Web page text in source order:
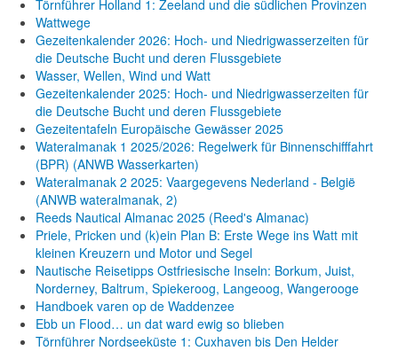
Törnführer Holland 1: Zeeland und die südlichen Provinzen
Wattwege
Gezeitenkalender 2026: Hoch- und Niedrigwasserzeiten für
die Deutsche Bucht und deren Flussgebiete
Wasser, Wellen, Wind und Watt
Gezeitenkalender 2025: Hoch- und Niedrigwasserzeiten für
die Deutsche Bucht und deren Flussgebiete
Gezeitentafeln Europäische Gewässer 2025
Wateralmanak 1 2025/2026: Regelwerk für Binnenschifffahrt
(BPR) (ANWB Wasserkarten)
Wateralmanak 2 2025: Vaargegevens Nederland - België
(ANWB wateralmanak, 2)
Reeds Nautical Almanac 2025 (Reed's Almanac)
Priele, Pricken und (k)ein Plan B: Erste Wege ins Watt mit
kleinen Kreuzern und Motor und Segel
Nautische Reisetipps Ostfriesische Inseln: Borkum, Juist,
Norderney, Baltrum, Spiekeroog, Langeoog, Wangerooge
Handboek varen op de Waddenzee
Ebb un Flood… un dat ward ewig so blieben
Törnführer Nordseeküste 1: Cuxhaven bis Den Helder